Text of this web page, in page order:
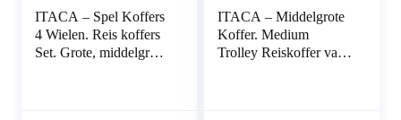
ITACA – Spel Koffers
4 Wielen. Reis koffers
Set. Grote, middelgrote
ITACA – Middelgrote
Koffer. Medium
Trolley Reiskoffer van